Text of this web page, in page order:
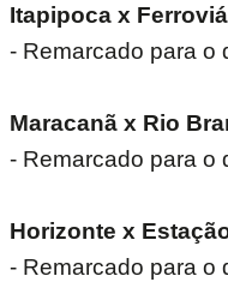
Itapipoca x
- Remarcado para o
Maracanã x Rio
- Remarcado para o
Horizonte x
- Remarcado para o